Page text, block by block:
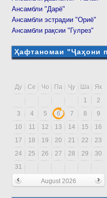
Ансамбли "Дарё"
Ансамбли эстрадии "Ориё"
Ансамбли рақсии "Гулрез"
Ҳафтаномаи "Ҷаҳони
Ду Се Чо Па Ҷу Ша
Як
1
2
3
4 5 6 7 8
9
10
11 12 13 14 15
16
17
18 19 20 21 22
23
24
25 26 27 28 29
30
31
August 2026